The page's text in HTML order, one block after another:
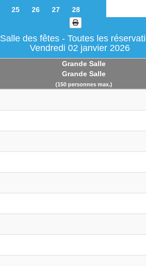
25 26 27 28
Salle des fêtes - Toutes les
Vendredi 02 janvier 2026
Grande Salle
Grande Salle
(150 personnes max.)